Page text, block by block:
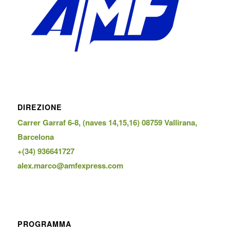
DIREZIONE
Carrer Garraf 6-8, (naves 14,15,16) 08759 Vallirana,
Barcelona
+(34) 936641727
alex.marco@amfexpress.com
PROGRAMMA